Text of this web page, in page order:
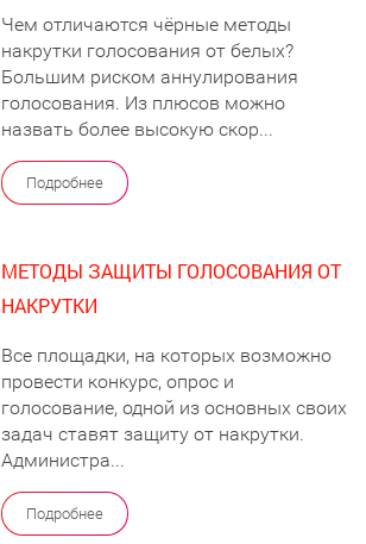
Чем отличаются чёрные методы
накрутки голосования от белых?
Большим риском аннулирования
голосования. Из плюсов можно
назвать более высокую скор...
Подробнее
МЕТОДЫ ЗАЩИТЫ ГОЛОСОВАНИЯ ОТ
НАКРУТКИ
Все площадки, на которых возможно
провести конкурс, опрос и
голосование, одной из основных своих
задач ставят защиту от накрутки.
Администра...
Подробнее